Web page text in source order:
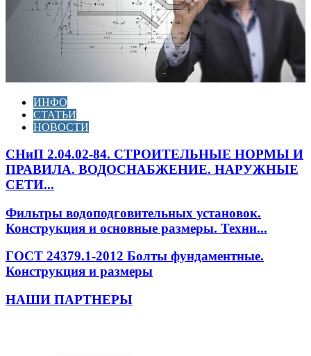
ИНФО
СТАТЬИ
НОВОСТИ
СНиП 2.04.02-84. СТРОИТЕЛЬНЫЕ НОРМЫ И
ПРАВИЛА. ВОДОСНАБЖЕНИЕ. НАРУЖНЫЕ
СЕТИ...
Фильтры водоподговительных установок.
Конструкция и основные размеры. Техни...
ГОСТ 24379.1-2012 Болты фундаментные.
Конструкция и размеры
НАШИ ПАРТНЕРЫ